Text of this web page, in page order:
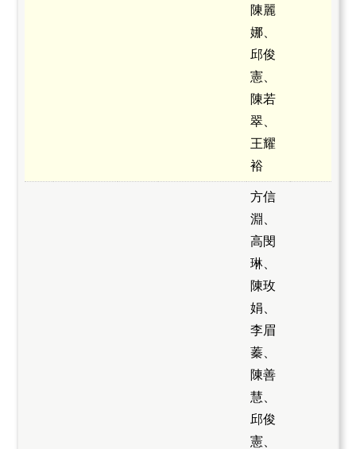
陳麗
娜、
邱俊
憲、
陳若
翠、
王耀
裕
方信
淵、
高閔
琳、
陳玫
娟、
李眉
蓁、
陳善
慧、
邱俊
憲、